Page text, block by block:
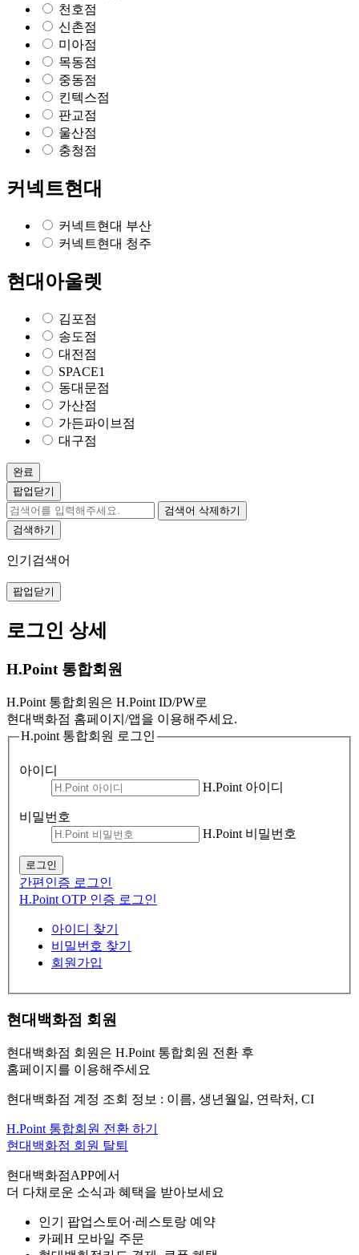
천호점
신촌점
미아점
목동점
중동점
킨텍스점
판교점
울산점
충청점
커넥트현대
커넥트현대 부산
커넥트현대 청주
현대아울렛
김포점
송도점
대전점
SPACE1
동대문점
가산점
가든파이브점
대구점
완료
팝업닫기
검색어 삭제하기
검색하기
인기검색어
팝업닫기
로그인 상세
H.Point 통합회원
H.Point 통합회원은 H.Point ID/PW로
현대백화점 홈페이지/앱을 이용해주세요.
H.point 통합회원 로그인
아이디
H.Point 아이디
비밀번호
H.Point 비밀번호
로그인
간편인증 로그인
H.Point OTP 인증 로그인
아이디 찾기
비밀번호 찾기
회원가입
현대백화점 회원
현대백화점 회원은 H.Point 통합회원 전환 후
홈페이지를 이용해주세요
현대백화점 계정 조회 정보 : 이름, 생년월일, 연락처, CI
H.Point 통합회원 전환 하기
현대백화점 회원 탈퇴
현대백화점APP에서
더 다채로운 소식과 혜택을 받아보세요
인기 팝업스토어·레스토랑 예약
카페H 모바일 주문